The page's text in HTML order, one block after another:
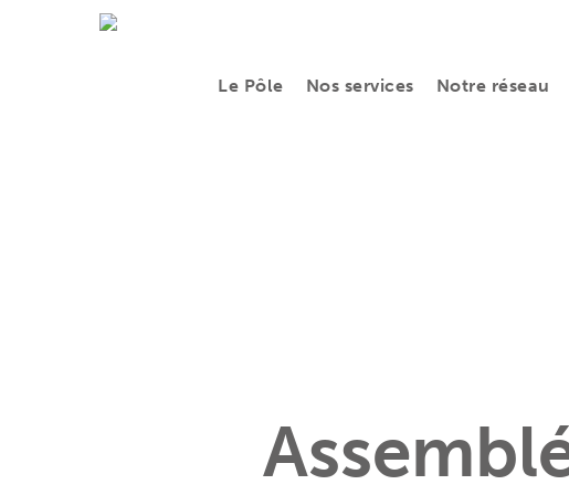
Le Pôle Nos services Notre réseau